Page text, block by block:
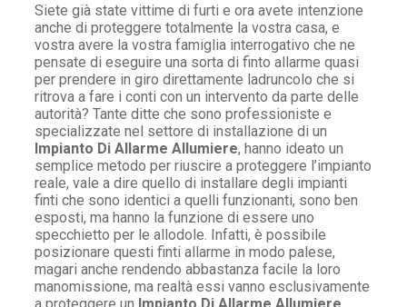
Siete già state vittime di furti e ora avete intenzione
anche di proteggere totalmente la vostra casa, e
vostra avere la vostra famiglia interrogativo che ne
pensate di eseguire una sorta di finto allarme quasi
per prendere in giro direttamente ladruncolo che si
ritrova a fare i conti con un intervento da parte delle
autorità? Tante ditte che sono professioniste e
specializzate nel settore di installazione di un
Impianto Di Allarme Allumiere, hanno ideato un
semplice metodo per riuscire a proteggere l’impianto
reale, vale a dire quello di installare degli impianti
finti che sono identici a quelli funzionanti, sono ben
esposti, ma hanno la funzione di essere uno
specchietto per le allodole. Infatti, è possibile
posizionare questi finti allarme in modo palese,
magari anche rendendo abbastanza facile la loro
manomissione, ma realtà essi vanno esclusivamente
a proteggere un Impianto Di Allarme Allumiere